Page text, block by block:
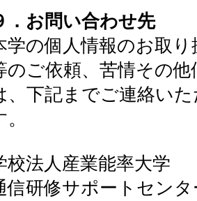
．お問い合わせ先
学の個人情報のお取
のご依頼、苦情その
、下記までご連絡い
校法人産業能率大学
信研修サポートセン